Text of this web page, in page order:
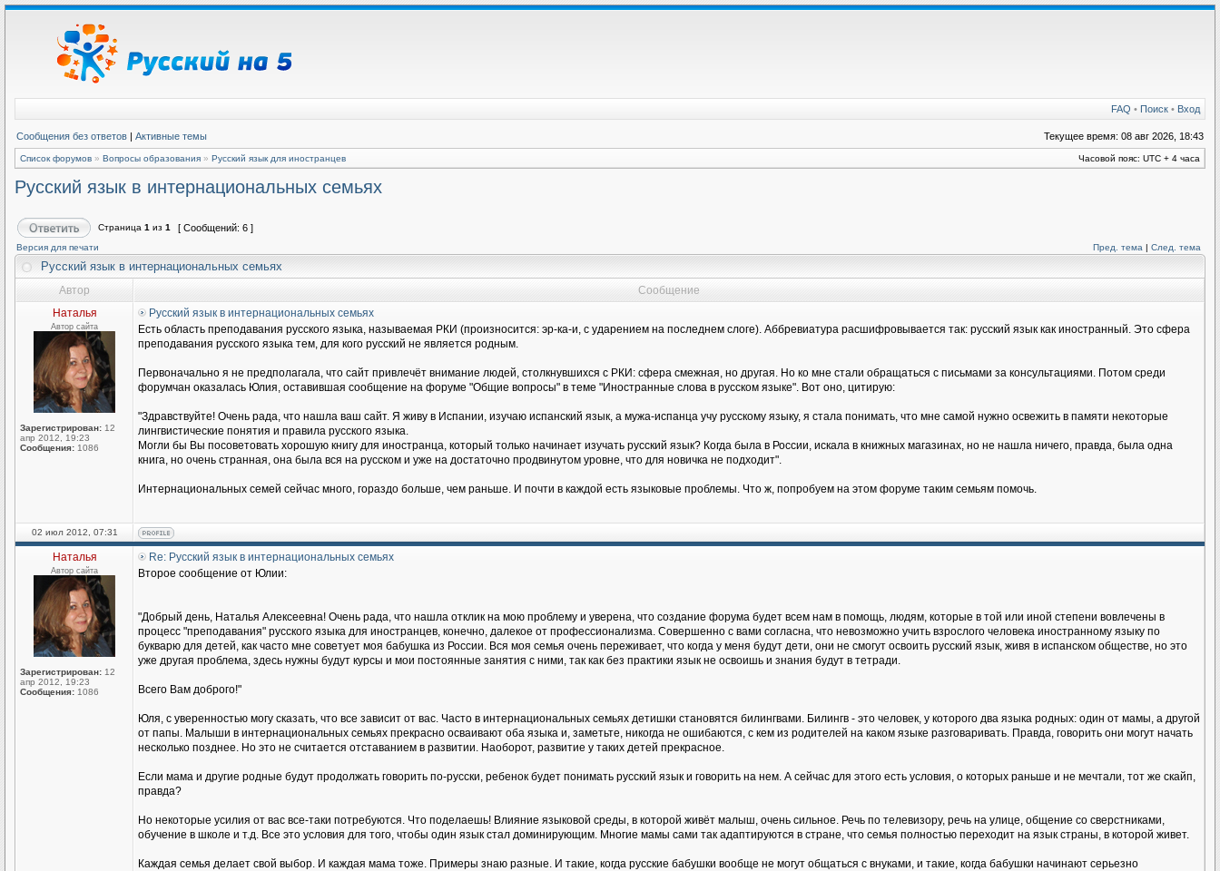
FAQ • Поиск • Вход
Сообщения без ответов | Активные темы Текущее время: 08 авг 2026, 18:43
Список форумов » Вопросы образования » Русский язык для иностранцев Часовой пояс: UTC + 4 часа
Русский язык в интернациональных семьях
Страница 1 из 1 [ Сообщений: 6 ]
Версия для печати Пред. тема | След. тема
Русский язык в интернациональных семьях
Автор
Сообщение
Наталья
Автор сайта
Зарегистрирован: 12
апр 2012, 19:23
Сообщения: 1086
Русский язык в интернациональных семьях
Есть область преподавания русского языка, называемая РКИ (произносится: эр-ка-и, с ударением на последнем слоге). Аббревиатура расшифровывается так: русский язык как иностранный. Это сфера
преподавания русского языка тем, для кого русский не является родным.
Первоначально я не предполагала, что сайт привлечёт внимание людей, столкнувшихся с РКИ: сфера смежная, но другая. Но ко мне стали обращаться с письмами за консультациями. Потом среди
форумчан оказалась Юлия, оставившая сообщение на форуме "Общие вопросы" в теме "Иностранные слова в русском языке". Вот оно, цитирую:
"Здравствуйте! Очень рада, что нашла ваш сайт. Я живу в Испании, изучаю испанский язык, а мужа-испанца учу русскому языку, я стала понимать, что мне самой нужно освежить в памяти некоторые
лингвистические понятия и правила русского языка.
Могли бы Вы посоветовать хорошую книгу для иностранца, который только начинает изучать русский язык? Когда была в России, искала в книжных магазинах, но не нашла ничего, правда, была одна
книга, но очень странная, она была вся на русском и уже на достаточно продвинутом уровне, что для новичка не подходит".
Интернациональных семей сейчас много, гораздо больше, чем раньше. И почти в каждой есть языковые проблемы. Что ж, попробуем на этом форуме таким семьям помочь.
02 июл 2012, 07:31
Наталья
Автор сайта
Зарегистрирован: 12
апр 2012, 19:23
Сообщения: 1086
Re: Русский язык в интернациональных семьях
Второе сообщение от Юлии:
"Добрый день, Наталья Алексеевна! Очень рада, что нашла отклик на мою проблему и уверена, что создание форума будет всем нам в помощь, людям, которые в той или иной степени вовлечены в
процесс "преподавания" русского языка для иностранцев, конечно, далекое от профессионализма. Совершенно с вами согласна, что невозможно учить взрослого человека иностранному языку по
букварю для детей, как часто мне советует моя бабушка из России. Вся моя семья очень переживает, что когда у меня будут дети, они не смогут освоить русский язык, живя в испанском обществе, но это
уже другая проблема, здесь нужны будут курсы и мои постоянные занятия с ними, так как без практики язык не освоишь и знания будут в тетради.
Всего Вам доброго!"
Юля, с уверенностью могу сказать, что все зависит от вас. Часто в интернациональных семьях детишки становятся билингвами. Билингв - это человек, у которого два языка родных: один от мамы, а другой
от папы. Малыши в интернациональных семьях прекрасно осваивают оба языка и, заметьте, никогда не ошибаются, с кем из родителей на каком языке разговаривать. Правда, говорить они могут начать
несколько позднее. Но это не считается отставанием в развитии. Наоборот, развитие у таких детей прекрасное.
Если мама и другие родные будут продолжать говорить по-русски, ребенок будет понимать русский язык и говорить на нем. А сейчас для этого есть условия, о которых раньше и не мечтали, тот же скайп,
правда?
Но некоторые усилия от вас все-таки потребуются. Что поделаешь! Влияние языковой среды, в которой живёт малыш, очень сильное. Речь по телевизору, речь на улице, общение со сверстниками,
обучение в школе и т.д. Все это условия для того, чтобы один язык стал доминирующим. Многие мамы сами так адаптируются в стране, что семья полностью переходит на язык страны, в которой живет.
Каждая семья делает свой выбор. И каждая мама тоже. Примеры знаю разные. И такие, когда русские бабушки вообще не могут общаться с внуками, и такие, когда бабушки начинают серьезно